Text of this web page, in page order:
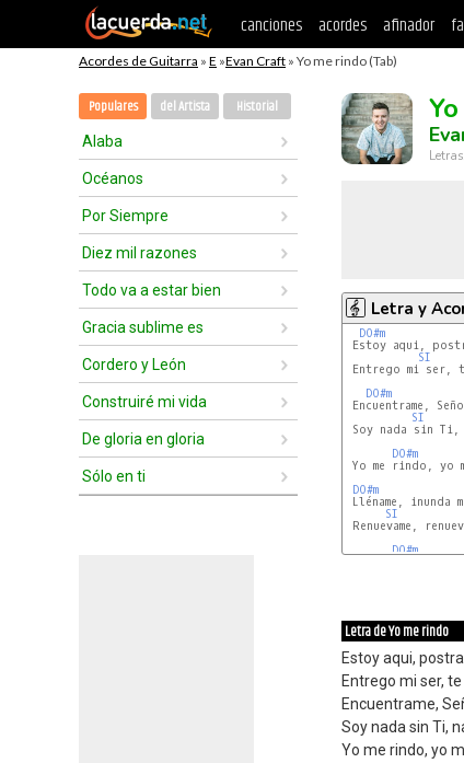
canciones acordes afinador
Acordes de Guitarra » E »Evan Craft » Yo me rindo (Tab)
Populares del Artista Historial
Alaba
Océanos
Por Siempre
Diez mil razones
Todo va a estar bien
Gracia sublime es
Cordero y León
Construiré mi vida
De gloria en gloria
Sólo en ti
Letra y
DO#m
Estoy aqui,
SI
Entrego mi ser,
DO#m
Encuentrame,
SI
Soy nada sin
DO#m
Yo me rindo, yo
DO#m
Lléname, inunda
SI
Renuevame,
DO#m
Letra de Yo me rindo
Estoy aqui,
Entrego mi ser,
Encuentrame,
Soy nada sin Ti,
Yo me rindo, yo